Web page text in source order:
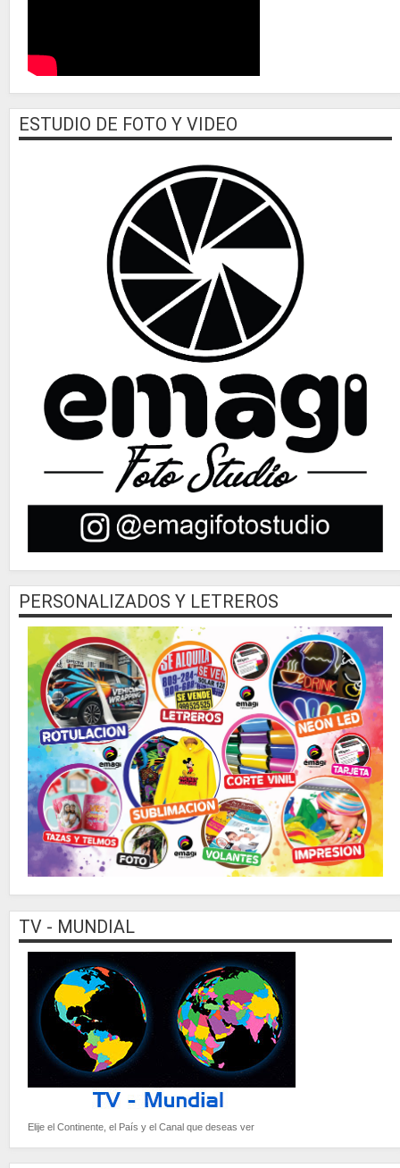
ESTUDIO DE FOTO Y VIDEO
PERSONALIZADOS Y LETREROS
TV - MUNDIAL
Elije el Continente, el País y el Canal que deseas ver